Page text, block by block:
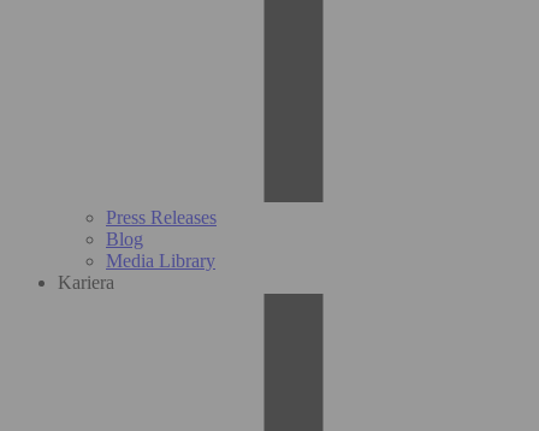
Press Releases
Blog
Media Library
Kariera